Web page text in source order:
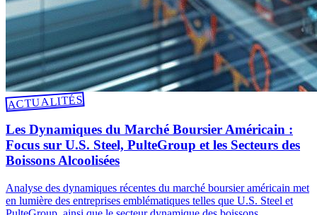
ACTUALITÉS
Les Dynamiques du Marché Boursier Américain :
Focus sur U.S. Steel, PulteGroup et les Secteurs des
Boissons Alcoolisées
Analyse des dynamiques récentes du marché boursier américain met
en lumière des entreprises emblématiques telles que U.S. Steel et